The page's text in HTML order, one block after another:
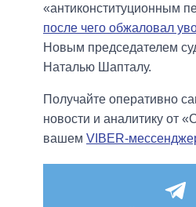
«антиконституционным
после чего обжаловал
Новым председателем
Наталью Шапталу.
Получайте оперативно
новости и аналитику от
вашем VIBER-